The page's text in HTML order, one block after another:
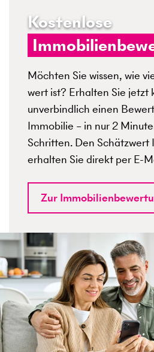
Kostenlose
Möchten Sie wissen, wie
wert ist? Erhalten Sie jetzt
unverbindlich einen
Immobilie – in nur 2
Schritten. Den Schätzwert
erhalten Sie direkt per E-
Zur